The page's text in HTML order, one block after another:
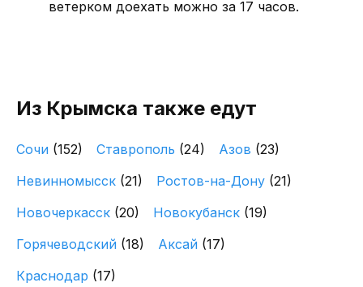
ветерком доехать можно за 17 часов.
Из Крымска также едут
Сочи (152) Ставрополь (24) Азов (23)
Невинномысск (21) Ростов-на-Дону (21)
Новочеркасск (20) Новокубанск (19)
Горячеводский (18) Аксай (17)
Краснодар (17)